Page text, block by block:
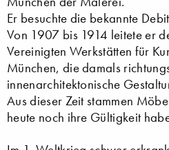
Er besuchte die bekannte
Von 1907 bis 1914 leitete er
Vereinigten Werkstätten für
München, die damals
innenarchitektonische
Aus dieser Zeit stammen
heute noch ihre Gültigkeit